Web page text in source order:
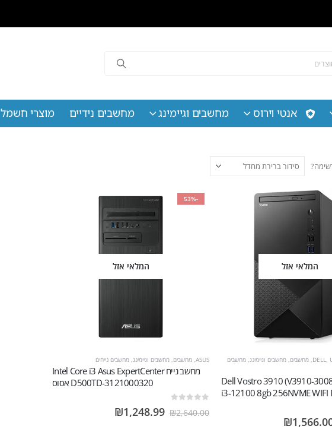
אנטי וירוס מחשבים וגיימינג מחשבים נידיים מוצרי חשמל
המלאי אזל
DELL,
, מחשבים, מחשבים וגיימינג, מחשבים
מחשב נייח (V3910-3008) Dell Vostro 3910
i3-12100 8gb 256NVME WIFI
₪
-53%
המלאי אזל
ASUS
, מחשבים, מחשבים וגיימינג, מחשבים נייחים
מחשב נייח Intel Core i3 Asus ExpertCenter
D500TD-3121000320 אסוס
₪2,640.00
₪1,248.99